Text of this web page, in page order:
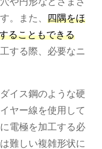
。また、 四隅をほ
ることもできる
する際、必要なニ
イス鋼のような硬
ヤー線を使用して
電極を加工する必
難しい複雑形状に